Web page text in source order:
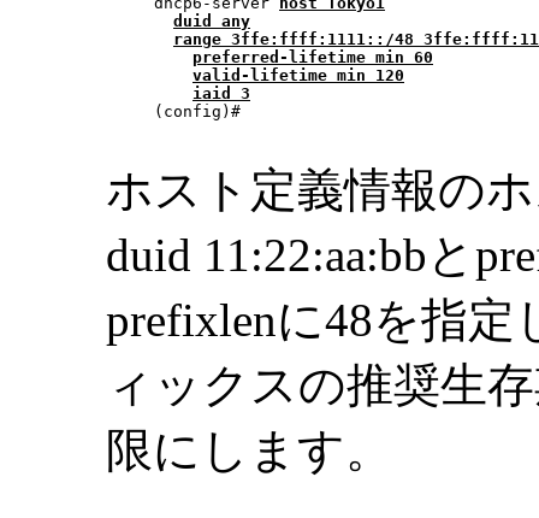
duid any
range 3ffe:ffff:1111::/48 3ffe:ffff:1
preferred-lifetime min 60
valid-lifetime min 120
iaid 3
(config)#
ホスト定義情報の
duid 11:22:aa:bbと
prefixlenに48を指
ィックスの推奨生
限にします。